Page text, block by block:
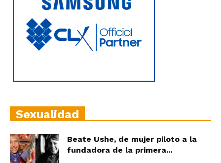
Sexualidad
Beate Ushe, de mujer piloto a la
fundadora de la primera...